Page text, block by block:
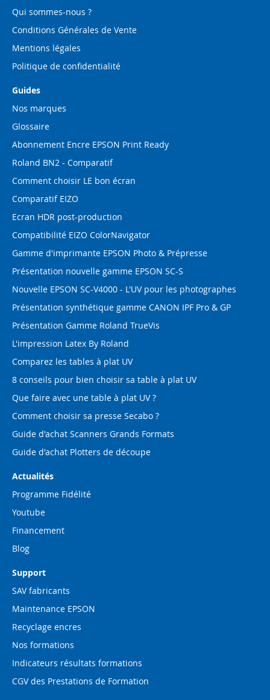
Qui sommes-nous ?
Conditions Générales de Vente
Mentions légales
Politique de confidentialité
Guides
Nos marques
Glossaire
Abonnement Encre EPSON Print Ready
Roland BN2 - Comparatif
Comment choisir LE bon écran
Comparatif EIZO
Ecran HDR post-production
Compatibilité EIZO ColorNavigator
Gamme d'imprimante EPSON Photo & Prépresse
Présentation nouvelle gamme EPSON SC-S
Nouvelle EPSON SC-V4000 - L'UV pour les photographes
Présentation synthétique gamme CANON IPF Pro & GP
Présentation Gamme Roland TrueVis
L'impression Latex By Roland
Comparez les tables à plat UV
8 conseils pour bien choisir sa table à plat UV
Que faire avec une table à plat UV ?
Comment choisir sa presse Secabo ?
Guide d'achat Scanners Grands Formats
Guide d'achat Plotters de découpe
Actualités
Programme Fidélité
Youtube
Financement
Blog
Support
SAV fabricants
Maintenance EPSON
Recyclage encres
Nos formations
Indicateurs résultats formations
CGV des Prestations de Formation